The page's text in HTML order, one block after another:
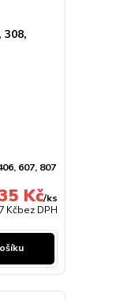
607, 807
Kč/ks
Kčbez DPH